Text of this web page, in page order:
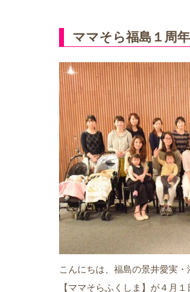
ママそら福島１周年
こんにちは、福島の景井愛実
【ママそらふくしま】が４月